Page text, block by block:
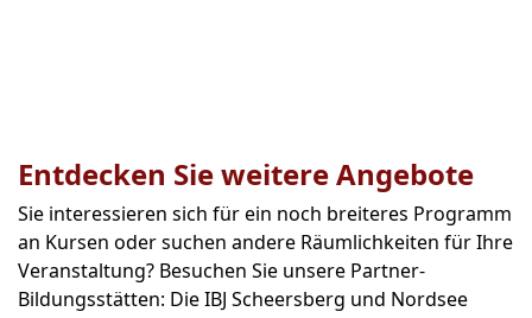
Entdecken Sie weitere Angebote
Sie interessieren sich für ein noch breiteres Programm
an Kursen oder suchen andere Räumlichkeiten für Ihre
Veranstaltung? Besuchen Sie unsere Partner-
Bildungsstätten: Die IBJ Scheersberg und Nordsee